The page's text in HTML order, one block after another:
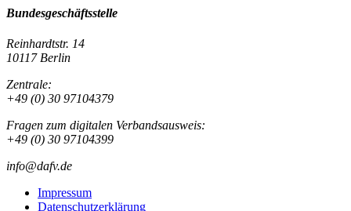
Bundesgeschäftsstelle
Reinhardtstr. 14
10117 Berlin
Zentrale:
+49 (0) 30 97104379
Fragen zum digitalen Verbandsausweis:
+49 (0) 30 97104399
info@dafv.de
Impressum
Datenschutzerklärung